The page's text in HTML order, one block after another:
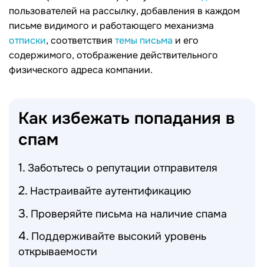
пользователей на рассылку, добавления в каждом
письме видимого и работающего механизма
отписки, соответствия темы письма и его
содержимого, отображение действительного
физического адреса компании.
Как избежать попадания в
спам
Заботьтесь о репутации отправителя
Настраивайте аутентификацию
Проверяйте письма на наличие спама
Поддерживайте высокий уровень
открываемости